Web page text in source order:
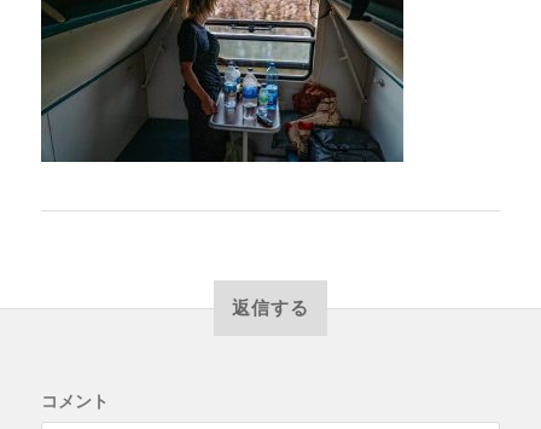
返信する
コメント